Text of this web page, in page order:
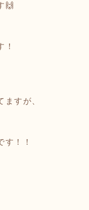
🙌
！
すが、
！！